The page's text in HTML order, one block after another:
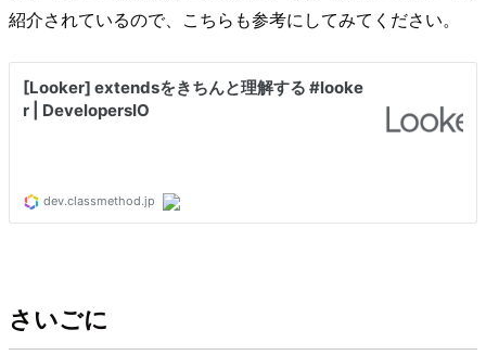
紹介されているので、こちらも参考にしてみてください。
さいごに